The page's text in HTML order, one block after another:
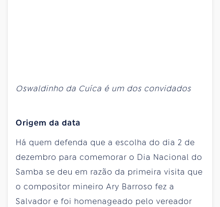
Oswaldinho da Cuíca é um dos convidados
Origem da data
Há quem defenda que a escolha do dia 2 de
dezembro para comemorar o Dia Nacional do
Samba se deu em razão da primeira visita que
o compositor mineiro Ary Barroso fez a
Salvador e foi homenageado pelo vereador